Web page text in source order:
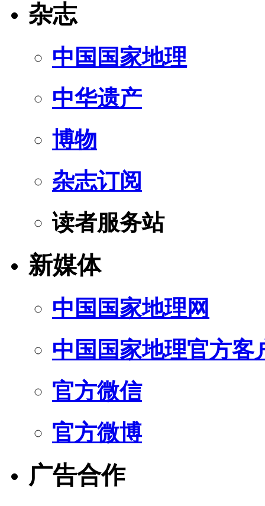
杂志
中国国家地理
中华遗产
博物
杂志订阅
读者服务站
新媒体
中国国家地理网
中国国家地理官方客
官方微信
官方微博
广告合作